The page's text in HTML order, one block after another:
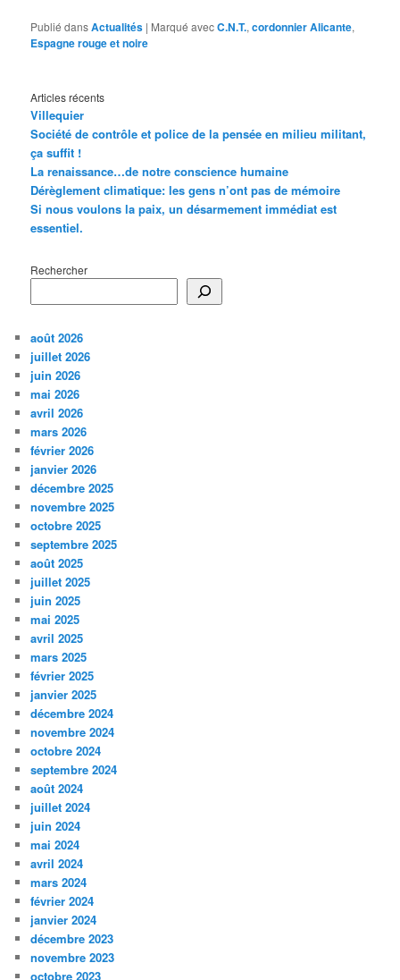
Publié dansActualités | Marqué avecC.N.T.,cordonnier Alicante,
Espagne rouge et noire
Articles récents
Villequier
Société de contrôle et police de la pensée en milieu militant,
ça suffit !
La renaissance…de notre conscience humaine
Dérèglement climatique: les gens n’ont pas de mémoire
Si nous voulons la paix, un désarmement immédiat est
essentiel.
Rechercher
août 2026
juillet 2026
juin 2026
mai 2026
avril 2026
mars 2026
février 2026
janvier 2026
décembre 2025
novembre 2025
octobre 2025
septembre 2025
août 2025
juillet 2025
juin 2025
mai 2025
avril 2025
mars 2025
février 2025
janvier 2025
décembre 2024
novembre 2024
octobre 2024
septembre 2024
août 2024
juillet 2024
juin 2024
mai 2024
avril 2024
mars 2024
février 2024
janvier 2024
décembre 2023
novembre 2023
octobre 2023